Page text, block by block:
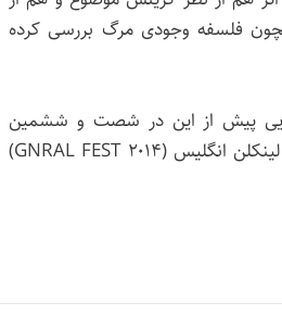
فلسفه وجودی مرگ بررسی کرده
پیش از این در شصت و ششمین
جشنواره فیلم کن (۲۰۱۳ Aviff Cannes) و جشنوارهٔ لینکلن انگلیس (GNRAL FEST ۲۰۱۴)